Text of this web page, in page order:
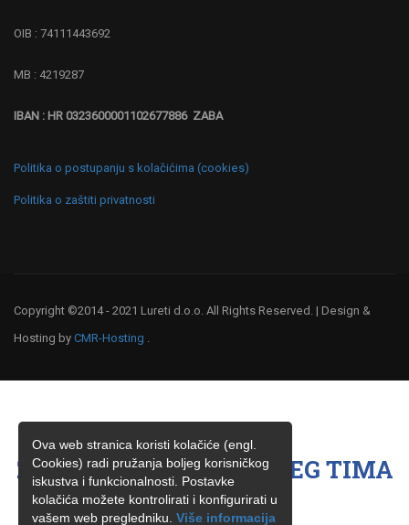
OIB : 74111443692
MB : 4219287
IBAN : HR 0323600001102677886 ZABA
Politika o postupanju s kolačićima (cookies)
Politika o zaštiti privatnosti
Copyright ©2014 - 2021 Lureti d.o.o. All Rights Reserved. | Design &
Hosting by CMR-Hosting .
ŽELITE BITI ČLAN NAŠEG TIMA
?
Ova web stranica koristi kolačiće (engl.
Cookies) radi pružanja boljeg korisničkog
iskustva i funkcionalnosti. Postavke
kolačića možete kontrolirati i konfigurirati u
vašem web pregledniku. Više informacija